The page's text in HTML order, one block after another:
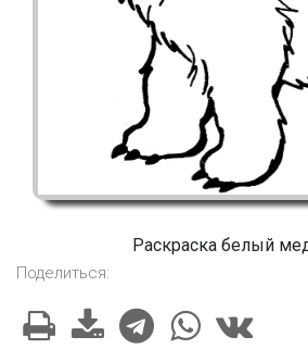
Раскраска белый
Поделиться: